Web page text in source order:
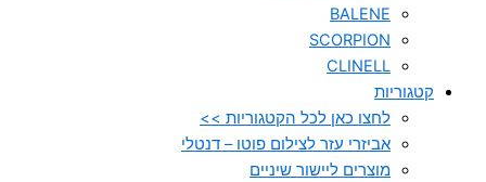
BALENE
SCORPION
CLINELL
קטגוריות
לחצו כאן לכל הקטגוריות >>
אביזרי עזר לצילום פוטו – דנטלי
מוצרים ליישור שיניים